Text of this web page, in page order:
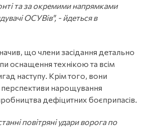
та за окремими напрямками
ОСУВів", - йдеться в
що члени засідання детально
оснащення технікою та всім
наступу. Крім того, вони
перспективи нарощування
дефіцитних боєприпасів.
повітряні удари ворога по